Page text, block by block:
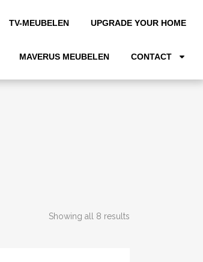
TV-MEUBELEN UPGRADE YOUR HOME
MAVERUS MEUBELEN CONTACT
Showing all 8 results